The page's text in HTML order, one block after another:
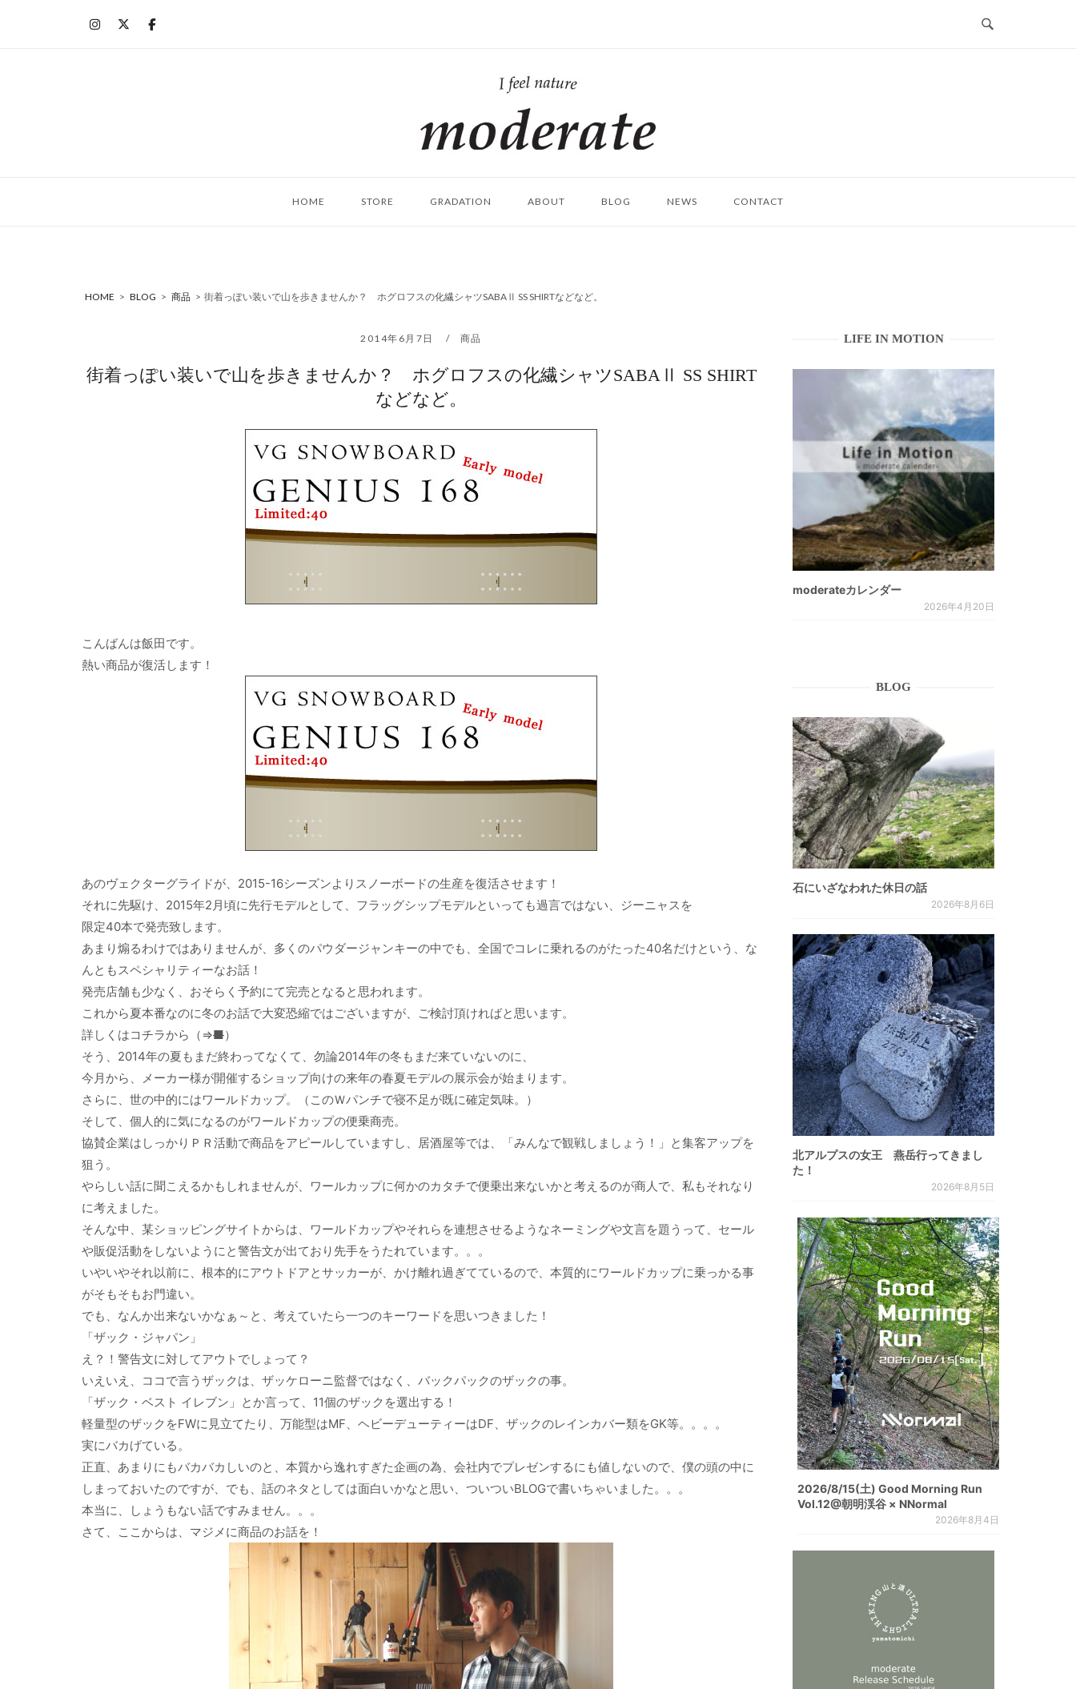
ム
HOME STORE GRADATION ABOUT BLOG NEWS CONTACT
HOME > BLOG > 商品 > 街着っぽい装いで山を歩きませんか？ ホグロフスの化繊シャツSABAⅡ SS SHIRTなどなど。
2014年6月7日 商品
街着っぽい装いで山を歩きませんか？ ホグロフスの化繊シャツSABAⅡ SS SHIRT
などなど。
こんばんは飯田です。
熱い商品が復活します！
あのヴェクターグライドが、2015-16シーズンよりスノーボードの生産を復活させます！
それに先駆け、2015年2月頃に先行モデルとして、フラッグシップモデルといっても過言ではない、ジーニャスを
限定40本で発売致します。
あまり煽るわけではありませんが、多くのパウダージャンキーの中でも、全国でコレに乗れるのがたった40名だけという、な
んともスペシャリティーなお話！
発売店舗も少なく、おそらく予約にて完売となると思われます。
これから夏本番なのに冬のお話で大変恐縮ではございますが、ご検討頂ければと思います。
詳しくはコチラから（⇒■）
そう、2014年の夏もまだ終わってなくて、勿論2014年の冬もまだ来ていないのに、
今月から、メーカー様が開催するショップ向けの来年の春夏モデルの展示会が始まります。
さらに、世の中的にはワールドカップ。（このＷパンチで寝不足が既に確定気味。）
そして、個人的に気になるのがワールドカップの便乗商売。
協賛企業はしっかりＰＲ活動で商品をアピールしていますし、居酒屋等では、「みんなで観戦しましょう！」と集客アップを
狙う。
やらしい話に聞こえるかもしれませんが、ワールカップに何かのカタチで便乗出来ないかと考えるのが商人で、私もそれなり
に考えました。
そんな中、某ショッピングサイトからは、ワールドカップやそれらを連想させるようなネーミングや文言を題うって、セール
や販促活動をしないようにと警告文が出ており先手をうたれています。。。
いやいやそれ以前に、根本的にアウトドアとサッカーが、かけ離れ過ぎてているので、本質的にワールドカップに乗っかる事
がそもそもお門違い。
でも、なんか出来ないかなぁ～と、考えていたら一つのキーワードを思いつきました！
「ザック・ジャパン」
え？！警告文に対してアウトでしょって？
いえいえ、ココで言うザックは、ザッケローニ監督ではなく、バックパックのザックの事。
「ザック・ベスト イレブン」とか言って、11個のザックを選出する！
軽量型のザックをFWに見立てたり、万能型はMF、ヘビーデューティーはDF、ザックのレインカバー類をGK等。。。。
実にバカげている。
正直、あまりにもバカバカしいのと、本質から逸れすぎた企画の為、会社内でプレゼンするにも値しないので、僕の頭の中に
しまっておいたのですが、でも、話のネタとしては面白いかなと思い、ついついBLOGで書いちゃいました。。。
本当に、しょうもない話ですみません。。。
さて、ここからは、マジメに商品のお話を！
LIFE IN MOTION
moderateカレンダー
2026年4月20日
BLOG
石にいざなわれた休日の話
2026年8月6日
北アルプスの女王 燕岳行ってきまし
た！
2026年8月5日
2026/8/15(土) Good Morning Run
Vol.12@朝明渓谷 × NNormal
2026年8月4日